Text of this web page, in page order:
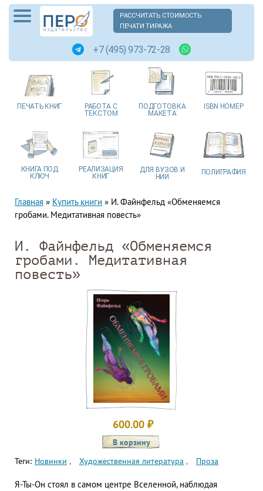
РАССЧИТАТЬ СТОИМОСТЬ
ПЕЧАТИ ТИРАЖА
+7 (495) 973-72-28
ПЕЧАТЬ КНИГ РАБОТА С
ТЕКСТОМ
ПОДГОТОВКА
МАКЕТА
ISBN НОМЕР
КНИГА ПОД
КЛЮЧ
РЕАЛИЗАЦИЯ
КНИГ
ДЛЯ ВУЗОВ И
НИИ
ПОЛИГРАФИЯ
Главная » Купить книги » И. Файнфельд «Обменяемся
гробами. Медитативная повесть»
И. Файнфельд «Обменяемся
гробами. Медитативная
повесть»
600.00 ₽
Теги: Новинки Художественная литература Проза
Я-Ты-Он стоял в самом центре Вселенной, наблюдая